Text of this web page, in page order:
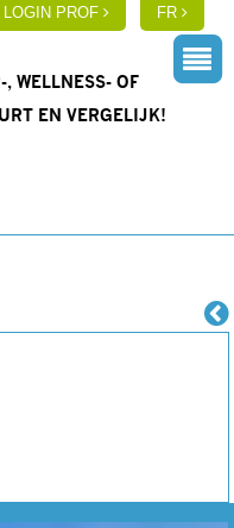
LOGIN PROF FR
WELLNESS- OF
EN VERGELIJK!